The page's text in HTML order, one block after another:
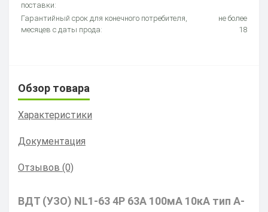
поставки:
Гарантийный срок для конечного потребителя,
месяцев с даты прода:
не более
18
Обзор товара
Характеристики
Документация
Отзывов (0)
ВДТ (УЗО) NL1-63 4P 63А 100мА 10кА тип A-